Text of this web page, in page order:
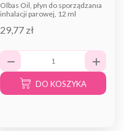
Olbas Oil, płyn do sporządzania
inhalacji parowej, 12 ml
29,77 zł
DO KOSZYKA